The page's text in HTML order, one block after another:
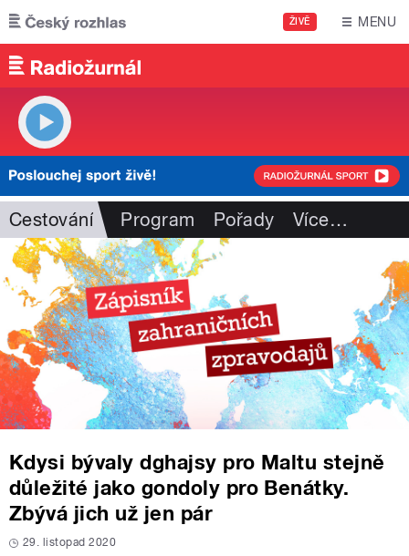
Přejít k hlavnímu obsahu
ŽIVĚ MENU
Cestování Program Pořady Více…
Kdysi bývaly dghajsy pro Maltu stejně
důležité jako gondoly pro Benátky.
Zbývá jich už jen pár
29. listopad 2020